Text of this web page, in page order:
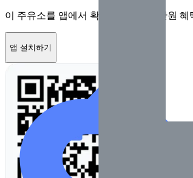
이 주유소를 앱에서 확인하고 최대 1만원 혜
앱 설치하기